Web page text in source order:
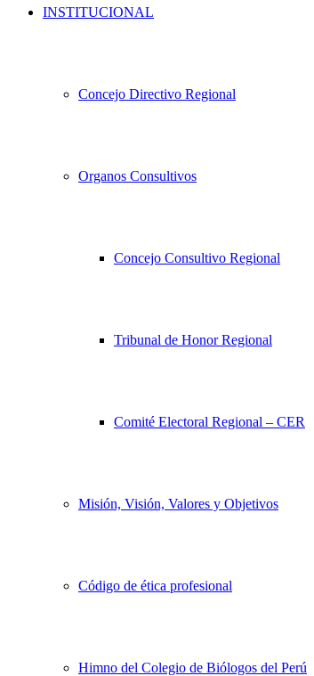
INSTITUCIONAL
Concejo Directivo Regional
Organos Consultivos
Concejo Consultivo Regional
Tribunal de Honor Regional
Comité Electoral Regional – CER
Misión, Visión, Valores y Objetivos
Código de ética profesional
Himno del Colegio de Biólogos del Perú